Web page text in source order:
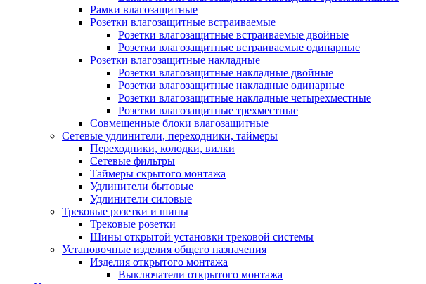
Рамки влагозащитные
Розетки влагозащитные встраиваемые
Розетки влагозащитные встраиваемые двойные
Розетки влагозащитные встраиваемые одинарные
Розетки влагозащитные накладные
Розетки влагозащитные накладные двойные
Розетки влагозащитные накладные одинарные
Розетки влагозащитные накладные четырехместные
Розетки влагозащитные трехместные
Совмещенные блоки влагозащитные
Сетевые удлинители, переходники, таймеры
Переходники, колодки, вилки
Сетевые фильтры
Таймеры скрытого монтажа
Удлинители бытовые
Удлинители силовые
Трековые розетки и шины
Трековые розетки
Шины открытой установки трековой системы
Установочные изделия общего назначения
Изделия открытого монтажа
Выключатели открытого монтажа